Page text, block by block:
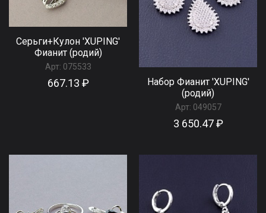
Серьги+Кулон 'XUPING'
Фианит (родий)
Арт: 075533
667.13 ₽
Набор Фианит 'XUPING'
(родий)
Арт: 049057
3 650.47 ₽